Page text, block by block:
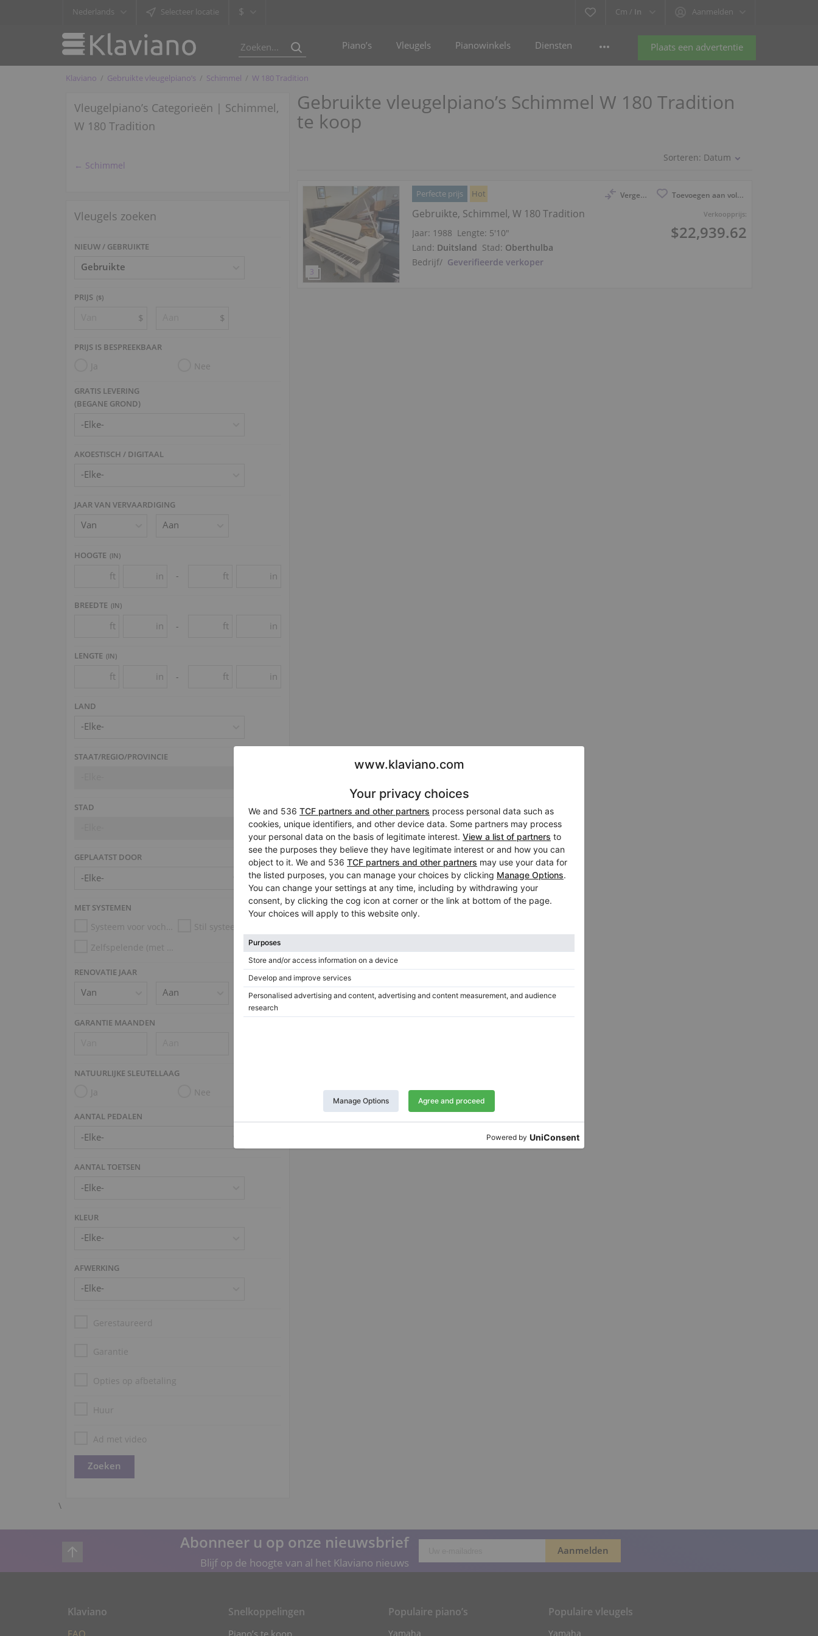
Nederlands Selecteer locatie $ Cm / In Aanmelden
Plaats een advertentie
Piano’s Vleugels Pianowinkels Diensten
Klaviano Gebruikte vleugelpiano’s Schimmel W 180 Tradition
Vleugelpiano’s Categorieën | Schimmel,
W 180 Tradition
← Schimmel
Vleugels zoeken
NIEUW / GEBRUIKTE
PRIJS ($)
$ $
PRIJS IS BESPREEKBAAR
Ja Nee
GRATIS LEVERING
(BEGANE GROND)
AKOESTISCH / DIGITAAL
JAAR VAN VERVAARDIGING
HOOGTE (IN)
ft in - ft in
BREEDTE (IN)
ft in - ft in
LENGTE (IN)
ft in - ft in
LAND
-Elke-
STAAT/REGIO/PROVINCIE
STAD
GEPLAATST DOOR
MET SYSTEMEN
Systeem voor vochtigheidscontrole
Stil systeem
Zelfspelende (met Disklavier, PianoDisc, Kioshi)
RENOVATIE JAAR
GARANTIE MAANDEN
NATUURLIJKE SLEUTELLAAG
Ja Nee
AANTAL PEDALEN
AANTAL TOETSEN
KLEUR
AFWERKING
Gerestaureerd
Garantie
Opties op afbetaling
Huur
Ad met video
\
Gebruikte vleugelpiano’s Schimmel W 180 Tradition
te koop
Sorteren: Datum
Vergelijk Toevoegen aan volglijst
Verkoopprijs:
$22,939.62
Perfecte prijs Hot
Gebruikte, Schimmel, W 180 Tradition
Jaar: 1988 Lengte: 5′10″
Land: Duitsland Stad: Oberthulba
Bedrijf/ Geverifieerde verkoper
Abonneer u op onze nieuwsbrief
Blijf op de hoogte van al het Klaviano nieuws
Klaviano Snelkoppelingen Populaire piano’s
Yamaha
Populaire vleugels
Yamaha